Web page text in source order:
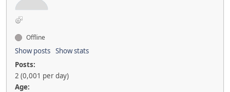
Offline
Show posts Show stats
Posts:
2 (0,001 per day)
Age: